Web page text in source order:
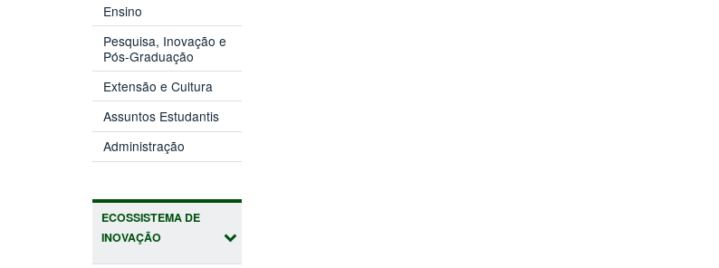
Ensino
em
nova
janela)
Pesquisa, Inovação e
Pós-Graduação (abre
em
nova
janela)
Extensão e Cultura
em
nova
janela)
Assuntos Estudantis(abre
em
janela)
Administração
em
ECOSSISTEMA DE
INOVAÇÃO